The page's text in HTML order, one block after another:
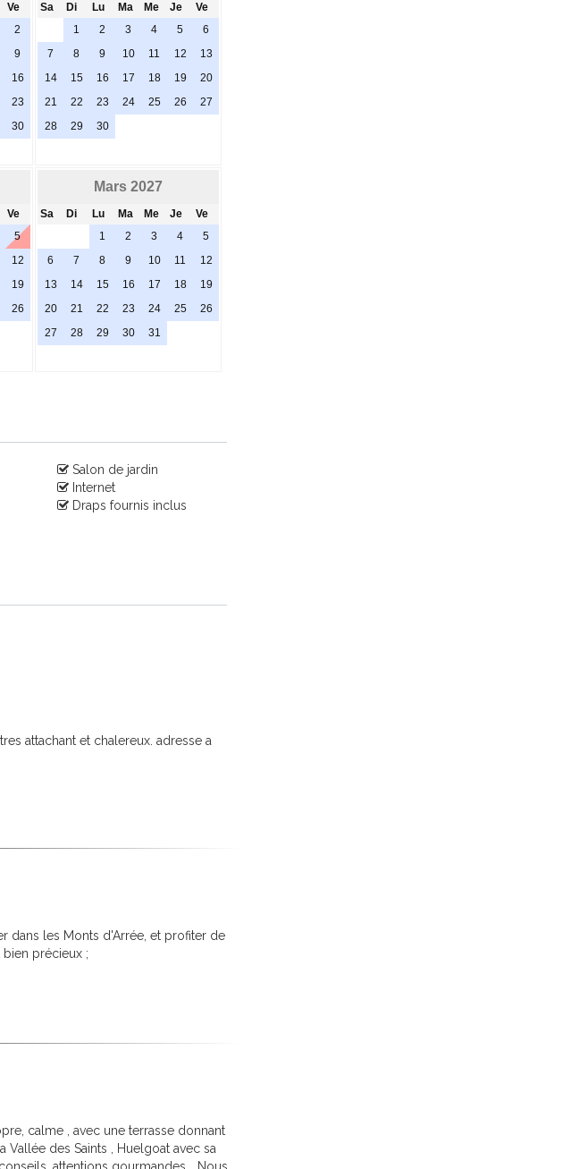
Ve
2
9
16
23
30
Sa Di Lu Ma Me Je
Ve
1
2 3 4 5
6
7
8 9 10 11 12
13
14
15 16 17 18 19
20
21
22 23 24 25 26
27
28
29 30
Ve
5
12
19
26
Mars 2027
Sa Di Lu Ma Me Je
Ve
1
2 3 4
5
6
7 8 9 10 11
12
13
14 15 16 17 18
19
20
21 22 23 24 25
26
27
28 29 30 31
Salon de jardin
Internet
Draps fournis inclus
attachant et chalereux. adresse a
dans les Monts d'Arrée, et profiter de
bien précieux ;
calme , avec une terrasse donnant
des Saints , Huelgoat avec sa